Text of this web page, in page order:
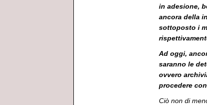
in adesione,
ancora della
sottoposto i
Ad oggi,
saranno le
ovvero
procedere
Ciò non di